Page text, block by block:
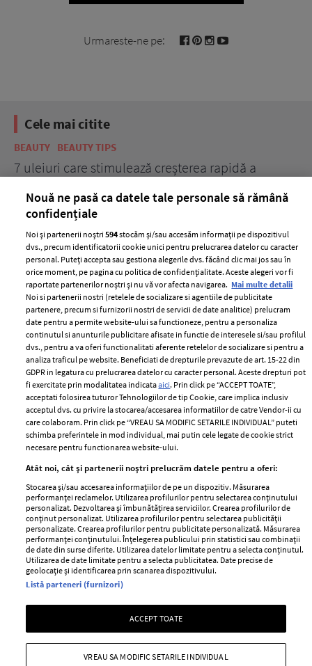
Urmareste-ne pe:
Cele mai citite
BEAUTY BEAUTY TIPS
7 uleiuri care stimulează creșterea rapidă a
ELLE Style Awards
2024
Despre ELLE
Romania
Contact
Abonamente
Termeni si conditii
Politica de
confidențialitate
Politica de cookies
Publicitate
GSP
Unica
Baby
Retete
femei
Viva
Avantaje
Retete practice
Pariază responsabil! Decizia ONJN nr. 821/25.09.2025.
Jocurile de noroc sunt interzise minorilor.
Copyright © 2026 Ringier Romania SRL
Nouă ne pasă ca datele tale personale să rămână
confidențiale
Noi și partenerii noștri594stocăm și/sau accesăm informații pe dispozitivul
dvs., precum identificatorii cookie unici pentru prelucrarea datelor cu caracter
personal. Puteți accepta sau gestiona alegerile dvs. făcând clic mai jos sau în
orice moment, pe pagina cu politica de confidențialitate. Aceste alegeri vor fi
raportate partenerilor noștri și nu vă vor afecta navigarea. Mai multe detalii
Noi si partenerii nostri (retelele de socializare si agentiile de publicitate
partenere, precum si furnizorii nostri de servicii de date analitice) prelucram
date pentru a permite website-ului sa functioneze, pentru a personaliza
continutul si anunturile publicitare afisate in functie de interesele si/sau profilul
dvs., pentru a va oferi functionalitati aferente retelelor de socializare si pentru a
analiza traficul pe website. Beneficiati de drepturile prevazute de art. 15-22 din
GDPR in legatura cu prelucrarea datelor cu caracter personal. Aceste drepturi pot
fi exercitate prin modalitatea indicataaici. Prin click pe “ACCEPT TOATE”,
acceptati folosirea tuturor Tehnologiilor de tip Cookie, care implica inclusiv
acceptul dvs. cu privire la stocarea/accesarea informatiilor de catre Vendor-ii cu
care colaboram. Prin click pe “VREAU SA MODIFIC SETARILE INDIVIDUAL” puteti
schimba preferintele in mod individual, mai putin cele legate de cookie strict
necesare pentru functionarea website-ului.
Atât noi, cât și partenerii noștri prelucrăm datele pentru a oferi:
Stocarea și/sau accesarea informațiilor de pe un dispozitiv. Măsurarea
performanței reclamelor. Utilizarea profilurilor pentru selectarea conținutului
personalizat. Dezvoltarea și îmbunătățirea serviciilor. Crearea profilurilor de
conținut personalizat. Utilizarea profilurilor pentru selectarea publicității
personalizate. Crearea profilurilor pentru publicitate personalizată. Măsurarea
performanței conținutului. Înțelegerea publicului prin statistici sau combinații
de date din surse diferite. Utilizarea datelor limitate pentru a selecta conținutul.
Utilizarea de date limitate pentru a selecta publicitatea. Date precise de
geolocație și identificarea prin scanarea dispozitivului.
Listă parteneri (furnizori)
ACCEPT TOATE
VREAU SA MODIFIC SETARILE INDIVIDUAL